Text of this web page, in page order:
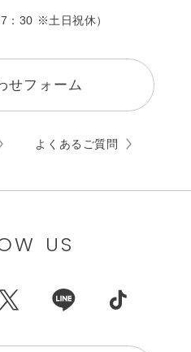
：30 ※土日祝休）
せフォーム
よくあるご質問
US